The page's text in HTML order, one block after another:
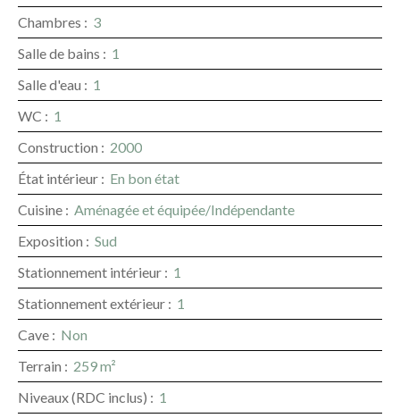
Chambres : 3
Salle de bains : 1
Salle d'eau : 1
WC : 1
Construction : 2000
État intérieur : En bon état
Cuisine : Aménagée et équipée/Indépendante
Exposition : Sud
Stationnement intérieur : 1
Stationnement extérieur : 1
Cave : Non
Terrain : 259m²
Niveaux (RDC inclus) : 1